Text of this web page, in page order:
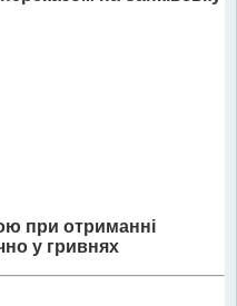
при отриманні
у гривнях